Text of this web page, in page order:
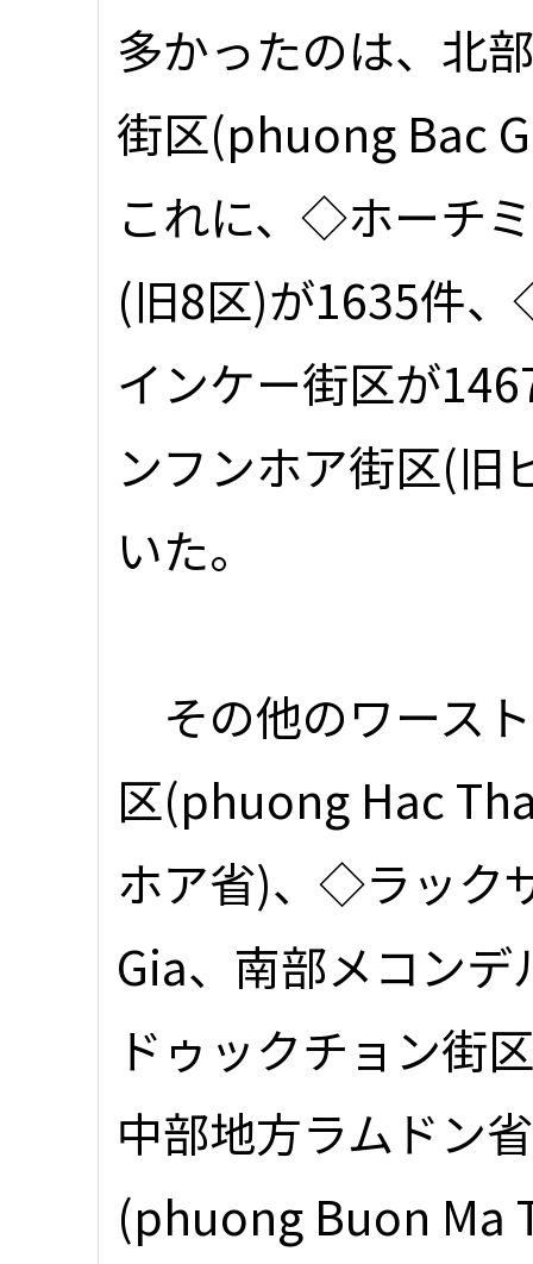
多かったのは、北
街区(phuong Bac
これに、◇ホーチ
(旧8区)が1635件
インケー街区が
ンフンホア街区(旧
いた。
その他のワース
区(phuong Hac
ホア省)、◇ラック
Gia、南部メコン
ドゥックチョン街
中部地方ラムドン
(phuong Buon Ma